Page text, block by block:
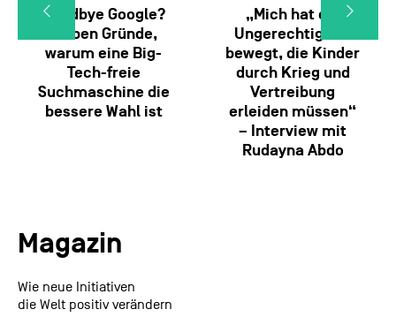
Goodbye Google?
Sieben Gründe,
warum eine Big-
Tech-freie
Suchmaschine die
bessere Wahl ist
„Mich hat die
Ungerechtigkeit
bewegt, die Kinder
durch Krieg und
Vertreibung
erleiden müssen“
– Interview mit
Rudayna Abdo
Magazin
Wie neue Initiativen
die Welt positiv verändern